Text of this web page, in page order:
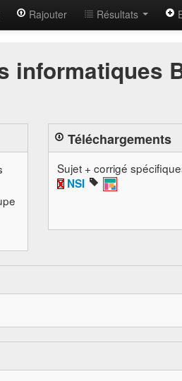
Rajouter Résultats
informatiques
Téléchargements
Sujet + corrigé
NSI